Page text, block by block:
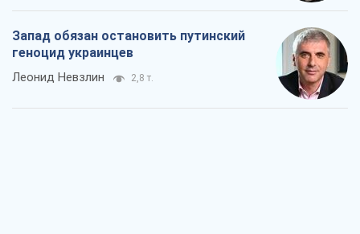
Запад обязан остановить путинский
геноцид украинцев
Леонид Невзлин 2,8 т.